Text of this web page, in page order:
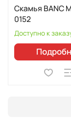
Скамья BANC
0152
Доступно к